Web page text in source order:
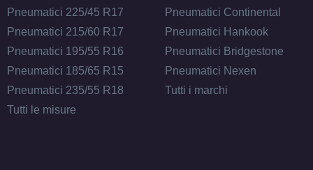
Pneumatici 225/45 R17
Pneumatici 215/60 R17
Pneumatici 195/55 R16
Pneumatici 185/65 R15
Pneumatici 235/55 R18
Tutti le misure
Pneumatici Continental
Pneumatici Hankook
Pneumatici Bridgestone
Pneumatici Nexen
Tutti i marchi